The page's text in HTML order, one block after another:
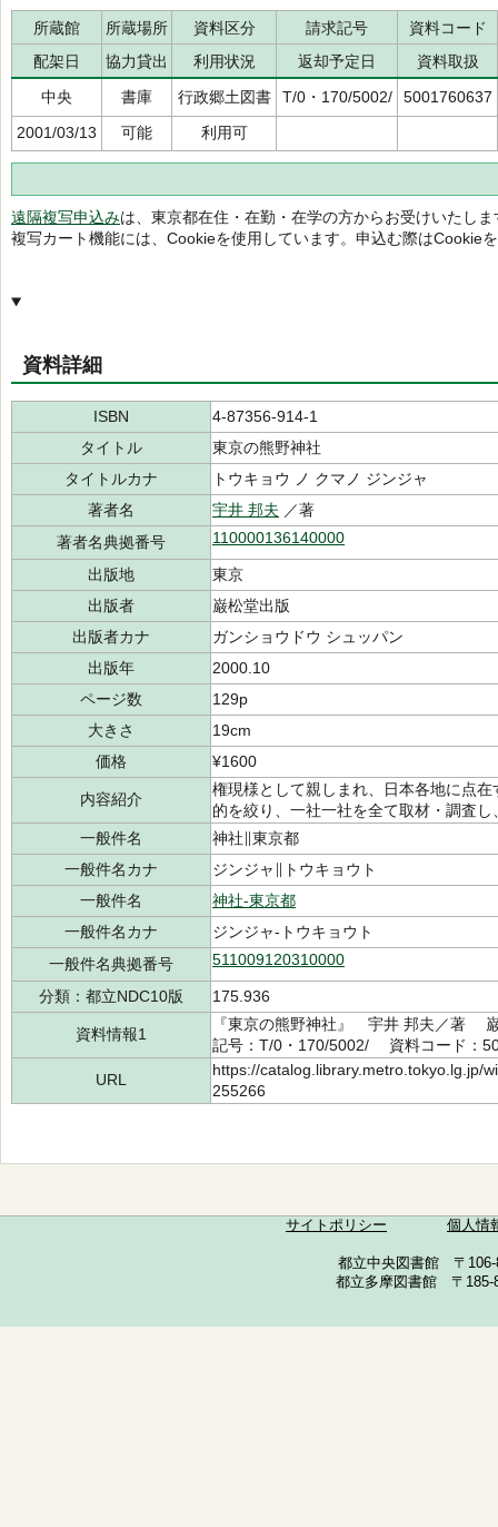
所蔵館 所蔵場所 資料区分 請求記号
資料コード
配架日
協力貸出 利用状況 返却予定日
資料取扱
中央
書庫 行政郷土図書 T/0・170/5002/
5001760637
2001/03/13
可能 利用可
遠隔複写申込みは、東京都在住・在勤・在学の方からお受けいたしま
複写カート機能には、Cookieを使用しています。申込む際はCookie
資料詳細
ISBN
4-87356-914-1
タイトル
東京の熊野神社
タイトルカナ
トウキョウ ノ クマノ ジンジャ
著者名
宇井 邦夫 ／著
著者名典拠番号
110000136140000
出版地
東京
出版者
巌松堂出版
出版者カナ
ガンショウドウ シュッパン
出版年
2000.10
ページ数
129p
大きさ
19cm
価格
¥1600
内容紹介
権現様として親しまれ、日本各地に点
的を絞り、一社一社を全て取材・調査
一般件名
神社∥東京都
一般件名カナ
ジンジャ∥トウキョウト
一般件名
神社-東京都
一般件名カナ
ジンジャ-トウキョウト
一般件名典拠番号
511009120310000
分類：都立NDC10版 175.936
資料情報1
『東京の熊野神社』 宇井 邦夫／著
記号：T/0・170/5002/ 資料コード：
URL
https://catalog.library.metro.tokyo.lg.jp/
255266
サイトポリシー 個人情
都立中央図書館 〒
都立多摩図書館 〒185-